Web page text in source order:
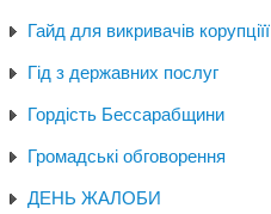
Гайд для викривачів корупціїї
Гід з державних послуг
Гордість Бессарабщини
Громадські обговорення
ДЕНЬ ЖАЛОБИ